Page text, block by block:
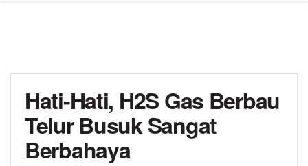
Hati-Hati, H2S Gas Berbau
Telur Busuk Sangat
Berbahaya